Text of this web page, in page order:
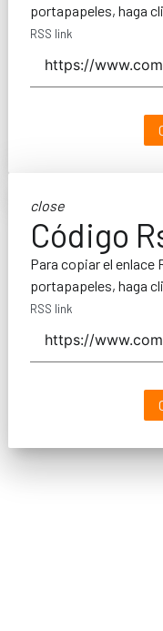
portapapeles, haga
RSS link
close
Código
Para copiar el enlace
portapapeles, haga
RSS link